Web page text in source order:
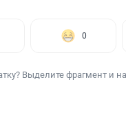
0
Выделите фрагмент и